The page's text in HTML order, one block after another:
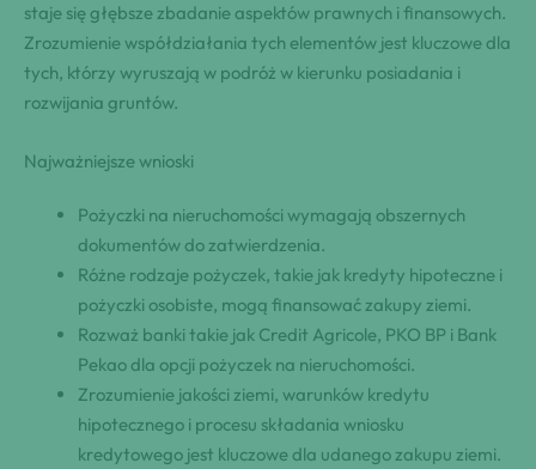
staje się głębsze zbadanie aspektów prawnych i finansowych.
Zrozumienie współdziałania tych elementów jest kluczowe dla
tych, którzy wyruszają w podróż w kierunku posiadania i
rozwijania gruntów.
Najważniejsze wnioski
Pożyczki na nieruchomości wymagają obszernych
dokumentów do zatwierdzenia.
Różne rodzaje pożyczek, takie jak kredyty hipoteczne i
pożyczki osobiste, mogą finansować zakupy ziemi.
Rozważ banki takie jak Credit Agricole, PKO BP i Bank
Pekao dla opcji pożyczek na nieruchomości.
Zrozumienie jakości ziemi, warunków kredytu
hipotecznego i procesu składania wniosku
kredytowego jest kluczowe dla udanego zakupu ziemi.